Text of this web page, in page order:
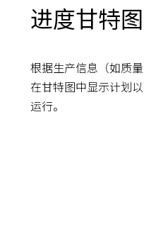
进度甘特图
根据生产信息（如质
在甘特图中显示计划
运行。